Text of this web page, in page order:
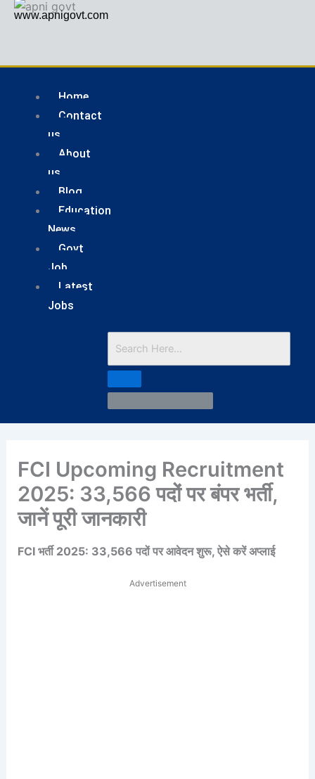
Skipwww.apnigovt.com
Menu
Home
Contact
us
About
us
Blog
Education
News
Govt
Job
Latest
Jobs
FCI Upcoming Recruitment
2025: 33,566 पदों पर बंपर भर्ती,
जानें पूरी जानकारी
FCI भर्ती 2025: 33,566 पदों पर आवेदन शुरू, ऐसे करें अप्लाई
Advertisement